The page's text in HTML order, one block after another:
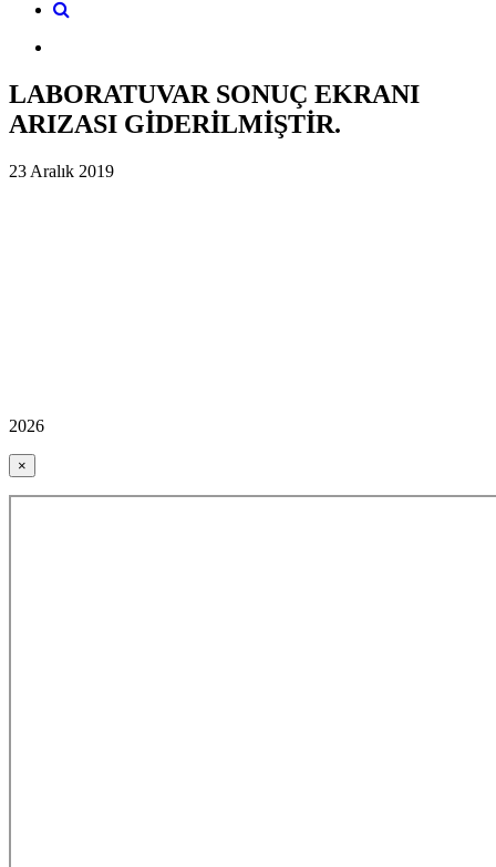
LABORATUVAR SONUÇ EKRANI
ARIZASI GİDERİLMİŞTİR.
23 Aralık 2019
2026
×